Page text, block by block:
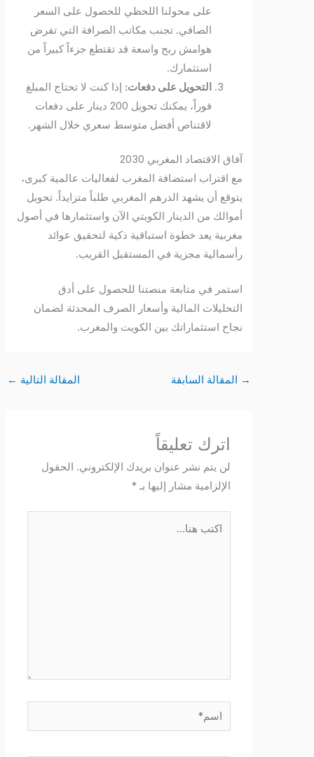
على محولنا اللحظي للحصول على السعر
الصافي. تجنب مكاتب الصرافة التي تفرض
هوامش ربح واسعة قد تقتطع جزءاً كبيراً من
استثمارك.
التحويل على دفعات:إذا كنت لا تحتاج المبلغ
فوراً، يمكنك تحويل 200 دينار على دفعات
لاقتناص أفضل متوسط سعري خلال الشهر.
آفاق الاقتصاد المغربي 2030
مع اقتراب استضافة المغرب لفعاليات عالمية كبرى،
يتوقع أن يشهد الدرهم المغربي طلباً متزايداً. تحويل
أموالك من الدينار الكويتي الآن واستثمارها في أصول
مغربية يعد خطوة استباقية ذكية لتحقيق عوائد
رأسمالية مجزية في المستقبل القريب.
استمر في متابعة منصتنا للحصول على أدق
التحليلات المالية وأسعار الصرف المحدثة لضمان
نجاح استثماراتك بين الكويت والمغرب.
المقالة السابقة المقالة التالية←
اترك تعليقاً
لن يتم نشر عنوان بريدك الإلكتروني. الحقول
الإلزامية مشار إليها بـ*